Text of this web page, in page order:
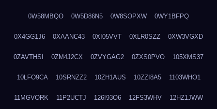
0W58MBQO 0W5D86N5 0W8SOPXW 0WY1BFPQ
0X4GG1J6 0XAANC43 0XI05VVT 0XLR0SZZ 0XW3VGXD
0ZAVTHSI 0ZM4J2CX 0ZVYGAG2 0ZXS0PVO 105XMS37
10LFO9CA 10SRNZZ2 10ZH1AUS 10ZZI8A5 1103WHO1
11MGVORK 11P2UCTJ 126I93O6 12FS3WHV 12HZ1JWW